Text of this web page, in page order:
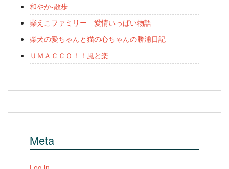
和やか-散歩
柴えこファミリー 愛情いっぱい物語
柴犬の愛ちゃんと猫の心ちゃんの勝浦日記
ＵＭＡＣＣＯ！！風と楽
Meta